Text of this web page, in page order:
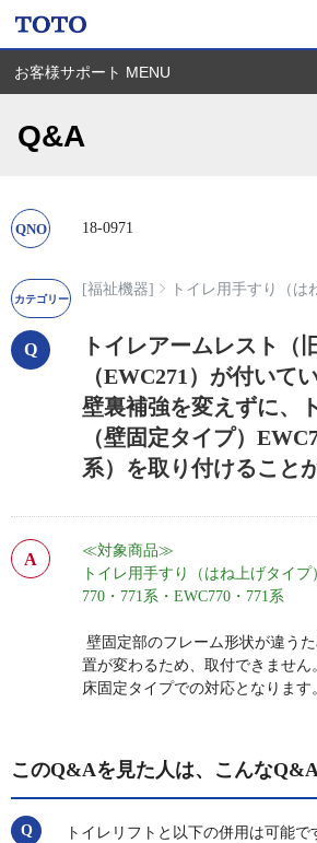
お客様サポート MENU
Q&A
18-0971
[福祉機器] トイレ用手すり（は
トイレアームレスト（
（EWC271）が付いて
壁裏補強を変えずに、
（壁固定タイプ）
系）を取り付けること
≪対象商品≫
トイレ用手すり（はね上げタイプ
770・771系・EWC770・771系
壁固定部のフレーム形状が違う
置が変わるため、取付できません
床固定タイプでの対応となります
このQ&Aを見た人は、こんな
トイレリフトと以下の併用は可能で